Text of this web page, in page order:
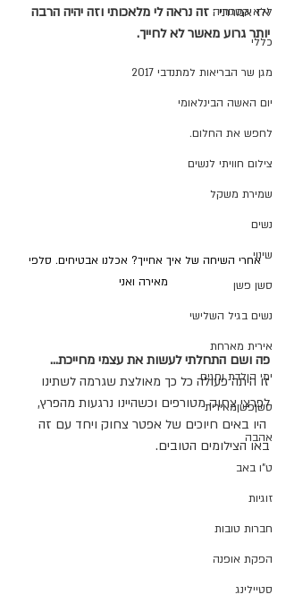
ללא קטגוריה
כללי
מגן שר הבריאות למתנדבי 2017
יום האשה הבינלאומי
לחפש את החלום.
צילום חוויתי לנשים
שמירת משקל
נשים
שינוי
סשן פשן
נשים בגיל השלישי
אירית מארחת
ימי הולדת וחגים
סשןפשןמאירית
אהבה
ט"ו באב
זוגיות
חברות טובות
הפקת אופנה
סטיילינג
אז אמרתי : זה נראה לי מלאכותי וזה יהיה הרבה
יותר גרוע מאשר לא לחייך.
אחרי השיחה של איך אחייך? אכלנו אבטיחים. סלפי
מאירה ואני
פה ושם התחלתי לעשות את עצמי מחייכת...
זו היתה פעולה כל כך מאולצת שגרמה לשתינו
לפרצי צחוק מטורפים וכשהיינו נרגעות מהפרץ,
היו באים חיוכים של אפטר צחוק ויחד עם זה
באו הצילומים הטובים.